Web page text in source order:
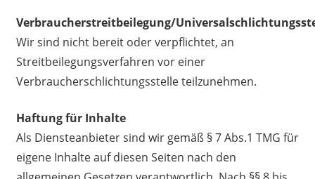
Verbraucherstreitbeilegung/
Wir sind nicht bereit oder verpflichtet, an
Streitbeilegungsverfahren vor einer
Verbraucherschlichtungsstelle teilzunehmen.
Haftung für Inhalte
Als Diensteanbieter sind wir gemäß § 7 Abs.1 TMG für
eigene Inhalte auf diesen Seiten nach den